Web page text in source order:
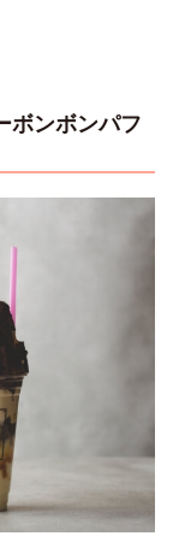
ボンボンパフ